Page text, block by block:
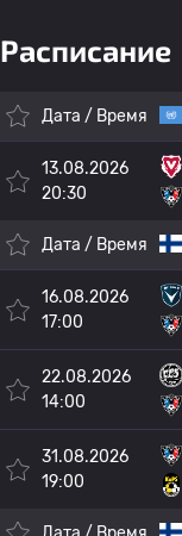
Расписание
Дата / Время
13.08.2026
20:30
Дата / Время
16.08.2026
17:00
22.08.2026
14:00
31.08.2026
19:00